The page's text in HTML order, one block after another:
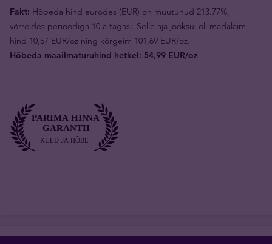
Fakt: Hõbeda hind eurodes (EUR) on muutunud 213.77%,
võrreldes perioodiga 10 a tagasi. Selle aja jooksul oli madalaim
hind 10,57 EUR/oz ning kõrgeim 101,69 EUR/oz.
Hõbeda maailmaturuhind hetkel: 54,99 EUR/oz